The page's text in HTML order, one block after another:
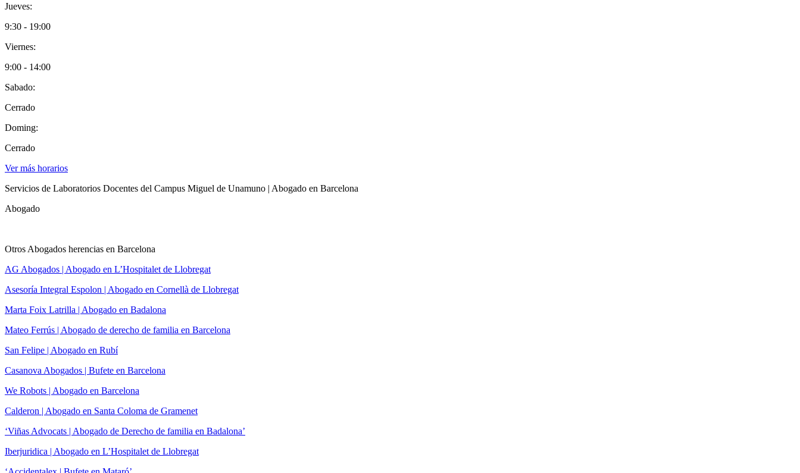
Jueves:
9:30 - 19:00
Viernes:
9:00 - 14:00
Sabado:
Cerrado
Doming:
Cerrado
Ver más horarios
Servicios de Laboratorios Docentes del Campus Miguel de Unamuno | Abogado en Barcelona
Abogado
Otros Abogados herencias en Barcelona
AG Abogados | Abogado en L’Hospitalet de Llobregat
Asesoría Integral Espolon | Abogado en Cornellà de Llobregat
Marta Foix Latrilla | Abogado en Badalona
Mateo Ferrús | Abogado de derecho de familia en Barcelona
San Felipe | Abogado en Rubí
Casanova Abogados | Bufete en Barcelona
We Robots | Abogado en Barcelona
Calderon | Abogado en Santa Coloma de Gramenet
‘Viñas Advocats | Abogado de Derecho de familia en Badalona’
Iberjuridica | Abogado en L’Hospitalet de Llobregat